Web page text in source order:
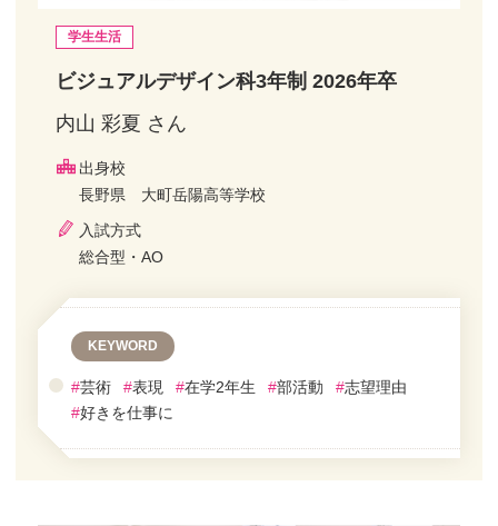
学生生活
ビジュアルデザイン科3年制 2026年卒
内山 彩夏 さん
出身校
長野県 大町岳陽高等学校
入試方式
総合型・AO
KEYWORD
#芸術 #表現 #在学2年生 #部活動 #志望理由
#好きを仕事に